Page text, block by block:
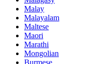
Malay
Malayalam
Maltese
Maori
Marathi
Mongolian
Burmese